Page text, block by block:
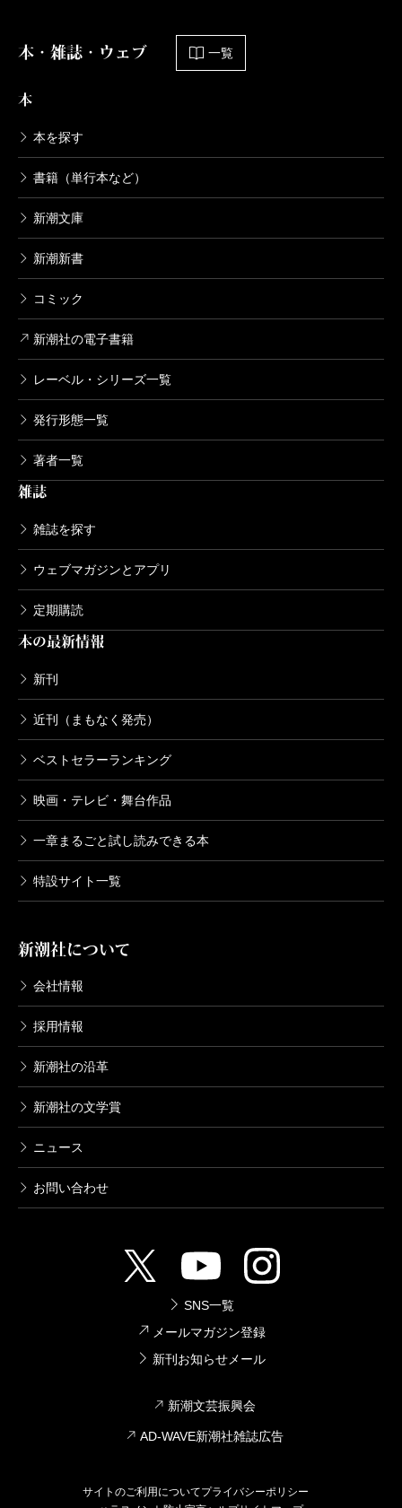
本・雑誌・ウェブ 一覧
本
本を探す
書籍（単行本など）
新潮文庫
新潮新書
コミック
新潮社の電子書籍
レーベル・シリーズ一覧
発行形態一覧
著者一覧
雑誌
雑誌を探す
ウェブマガジンとアプリ
定期購読
本の最新情報
新刊
近刊（まもなく発売）
ベストセラーランキング
映画・テレビ・舞台作品
一章まるごと試し読みできる本
特設サイト一覧
新潮社について
会社情報
採用情報
新潮社の沿革
新潮社の文学賞
ニュース
お問い合わせ
SNS一覧
メールマガジン登録
新刊お知らせメール
新潮文芸振興会
AD-WAVE新潮社雑誌広告
サイトのご利用についてプライバシーポリシー